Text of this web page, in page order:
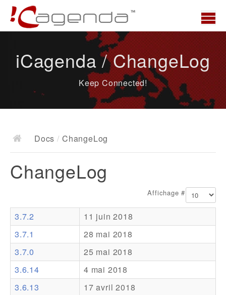
News
Docs
Documentation
Ressources
Addons
Theme Packs
Translation Packs
iCagenda / ChangeLog
Keep Connected!
Docs / ChangeLog
ChangeLog
Affichage #
3.7.2
11 juin 2018
3.7.1
28 mai 2018
3.7.0
25 mai 2018
3.6.14
4 mai 2018
3.6.13
17 avril 2018